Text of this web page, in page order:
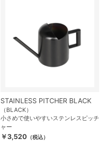
STAINLESS PITCHER BLACK
（BLACK）
小さめで使いやすいステンレスピッチ
ャー
￥3,520 （税込）